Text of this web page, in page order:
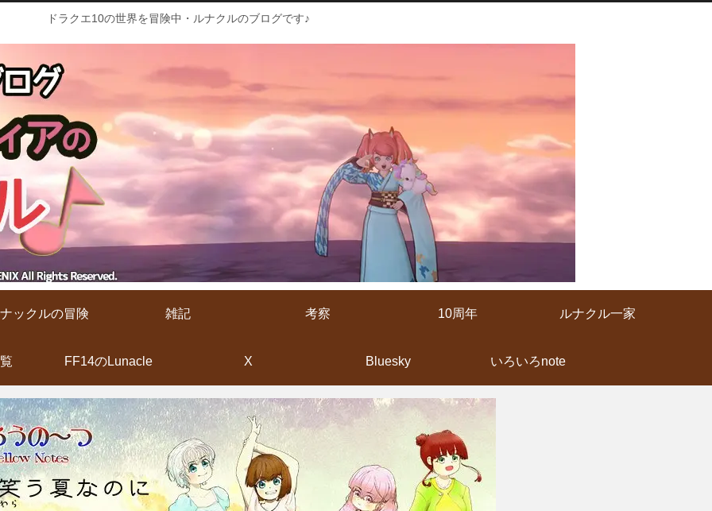
ドラクエ10の世界を冒険中・ルナクルのブログです♪
ックルの冒険 雑記 考察 10周年 ルナクル一家
FF14のLunacle X Bluesky いろいろnote